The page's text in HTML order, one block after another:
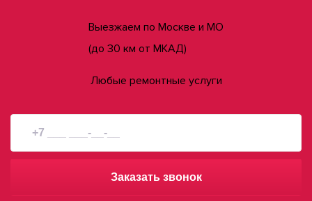
Выезжаем по Москве и МО
(до 30 км от МКАД)
Любые ремонтные услуги
Заказать звонок